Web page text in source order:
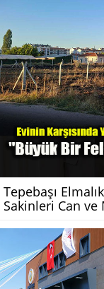
Tepebaşı
Sakinleri Can